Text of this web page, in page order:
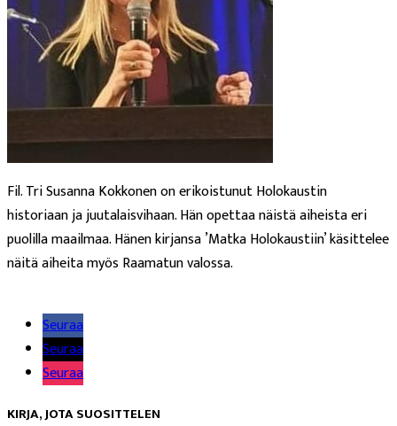
Fil. Tri Susanna Kokkonen on erikoistunut Holokaustin
historiaan ja juutalaisvihaan. Hän opettaa näistä aiheista eri
puolilla maailmaa. Hänen kirjansa ’Matka Holokaustiin’ käsittelee
näitä aiheita myös Raamatun valossa.
Seuraa
Seuraa
Seuraa
KIRJA, JOTA SUOSITTELEN